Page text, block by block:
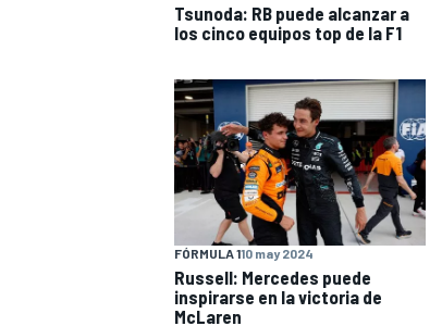
Tsunoda: RB puede alcanzar a
los cinco equipos top de la F1
FÓRMULA 110 may 2024
Russell: Mercedes puede
inspirarse en la victoria de
McLaren